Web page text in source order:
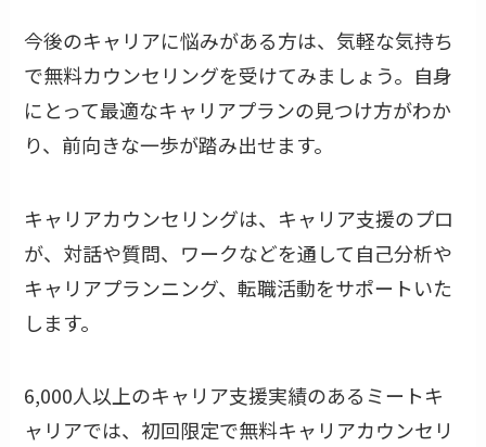
今後のキャリアに悩みがある方は、気軽な気持ち
で無料カウンセリングを受けてみましょう。自身
にとって最適なキャリアプランの見つけ方がわか
り、前向きな一歩が踏み出せます。
キャリアカウンセリングは、キャリア支援のプロ
が、対話や質問、ワークなどを通して自己分析や
キャリアプランニング、転職活動をサポートいた
します。
6,000人以上のキャリア支援実績のあるミートキ
ャリアでは、初回限定で無料キャリアカウンセリ